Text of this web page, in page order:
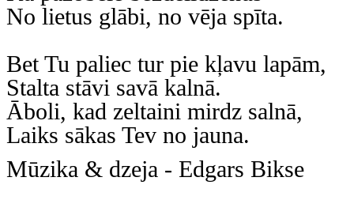
No lietus glābi, no vēja spīta.
Bet Tu paliec tur pie kļavu lapām,
Stalta stāvi savā kalnā.
Āboli, kad zeltaini mirdz salnā,
Laiks sākas Tev no jauna.
Mūzika & dzeja - Edgars Bikse